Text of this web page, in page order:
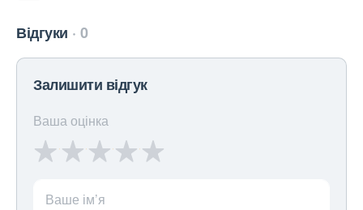
Відгуки 0
Залишити відгук
Ваша оцінка
Ваше ім’я